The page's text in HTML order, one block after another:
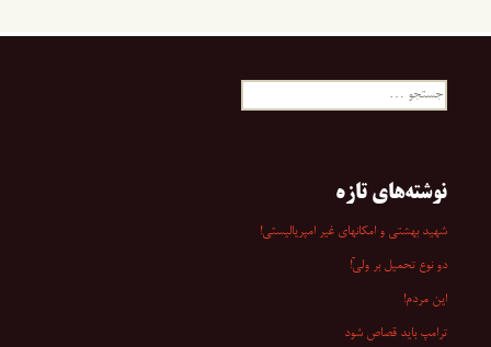
جستجو
نوشته‌های تازه
شهید بهشتی و امکانهای غیر امپریالیستی!
دو نوع تحمیل بر ولیّ!
این مردم!
ترامپ باید قصاص شود